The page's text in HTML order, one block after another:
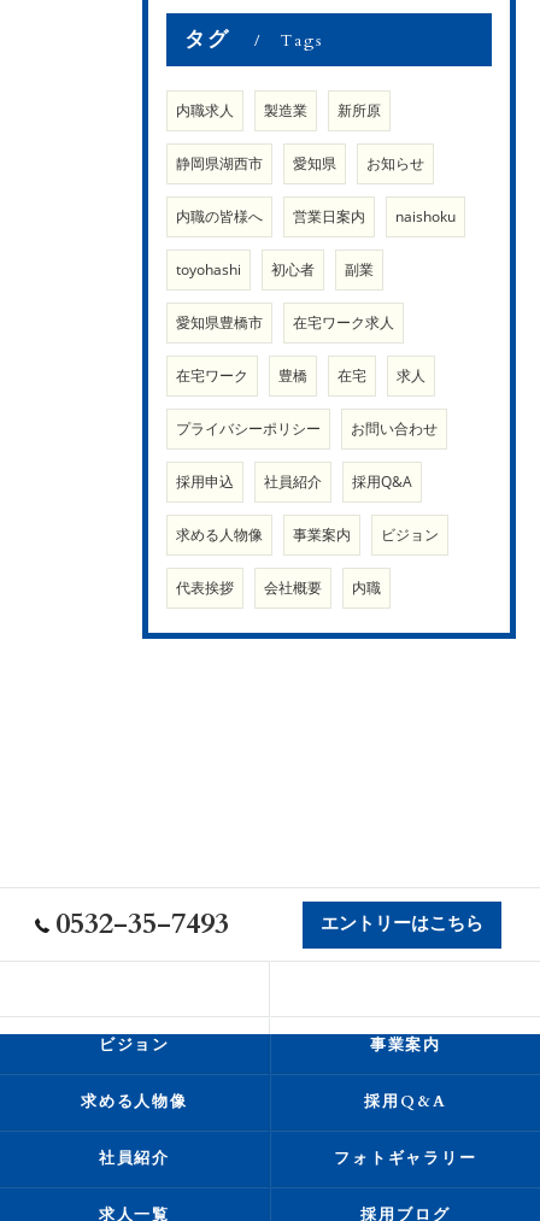
タグ Tags
内職求人 製造業 新所原
静岡県湖西市 愛知県 お知らせ
内職の皆様へ 営業日案内 naishoku
toyohashi 初心者 副業
愛知県豊橋市 在宅ワーク求人
在宅ワーク 豊橋 在宅 求人
プライバシーポリシー お問い合わせ
採用申込 社員紹介 採用Q&A
求める人物像 事業案内 ビジョン
代表挨拶 会社概要 内職
0532-35-7493 エントリーはこちら
ビジョン 事業案内
求める人物像 採用Q&A
社員紹介 フォトギャラリー
求人一覧 採用ブログ